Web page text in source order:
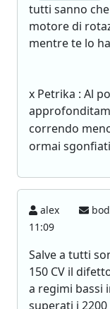
tutti sanno
motore di
mentre te lo
x Petrika : Al
correndo
ormai
alex
11:09
Salve a tutti
150 CV il
a regimi bassi
superati i